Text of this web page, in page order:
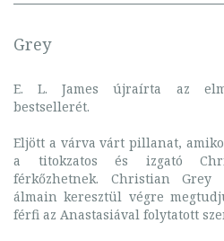
Grey
E. L. James újraírta az
bestsellerét.
Eljött a várva várt pillanat,
a titokzatos és izgató
férkőzhetnek. Christian Grey
álmain keresztül végre
férfi az Anastasiával folytatott